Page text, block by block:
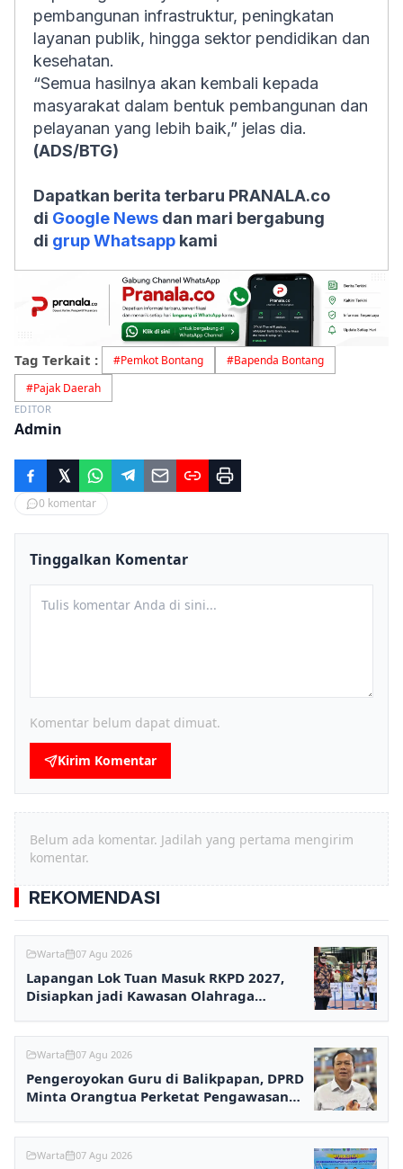
pembangunan infrastruktur, peningkatan
layanan publik, hingga sektor pendidikan dan
kesehatan.
“Semua hasilnya akan kembali kepada
masyarakat dalam bentuk pembangunan dan
pelayanan yang lebih baik,” jelas dia.
(ADS/BTG)
Dapatkan berita terbaru PRANALA.co
di Google News dan mari bergabung
di grup Whatsapp kami
Tag Terkait : #Pemkot Bontang #Bapenda Bontang
#Pajak Daerah
EDITOR
Admin
0 komentar
Tinggalkan Komentar
Komentar belum dapat dimuat.
Kirim Komentar
Belum ada komentar. Jadilah yang pertama mengirim
komentar.
REKOMENDASI
Warta 07 Agu 2026
Lapangan Lok Tuan Masuk RKPD 2027,
Disiapkan jadi Kawasan Olahraga
Warta 07 Agu 2026
Pengeroyokan Guru di Balikpapan, DPRD
Minta Orangtua Perketat Pengawasan
Warta 07 Agu 2026